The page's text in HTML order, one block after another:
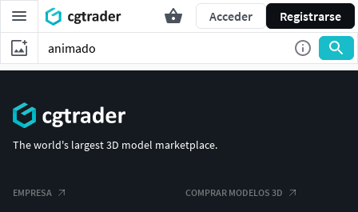
Acceder Registrarse
The world's largest 3D model marketplace.
EMPRESA COMPRAR MODELOS 3D